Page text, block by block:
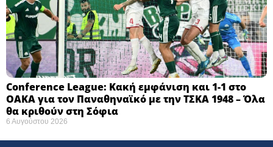
Conference League: Κακή εμφάνιση και 1-1 στο
ΟΑΚΑ για τον Παναθηναϊκό με την ΤΣΚΑ 1948 – Όλα
θα κριθούν στη Σόφια ​
6 Αυγούστου 2026